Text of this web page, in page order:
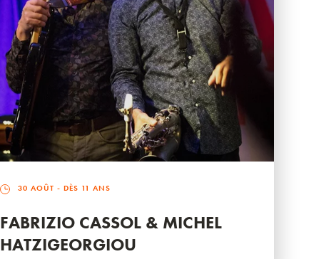
30 AOÛT - DÈS 11 ANS
FABRIZIO CASSOL & MICHEL
HATZIGEORGIOU